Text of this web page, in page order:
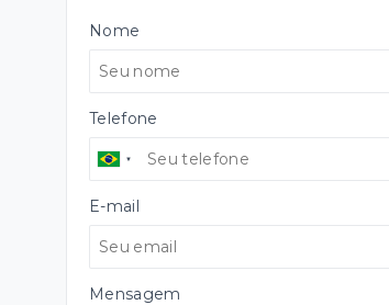
Nome
Telefone
E-mail
Mensagem